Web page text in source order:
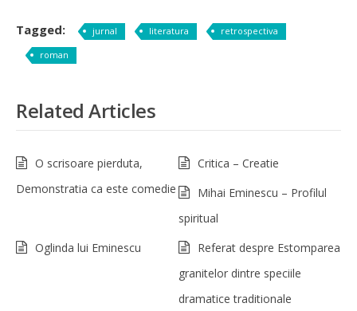
Tagged: jurnal literatura
retrospectiva
roman
Related Articles
O scrisoare pierduta,
Demonstratia ca este comedie
Critica – Creatie
Mihai Eminescu – Profilul
spiritual
Oglinda lui Eminescu
Referat despre Estomparea
granitelor dintre speciile
dramatice traditionale